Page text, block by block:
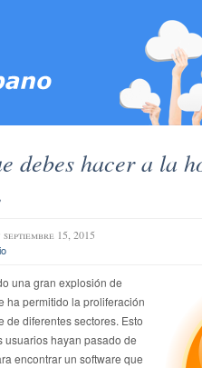
debes hacer a la
15, 2015
una gran explosión de
ha permitido la proliferación
de diferentes sectores. Esto
usuarios hayan pasado de
encontrar un software que